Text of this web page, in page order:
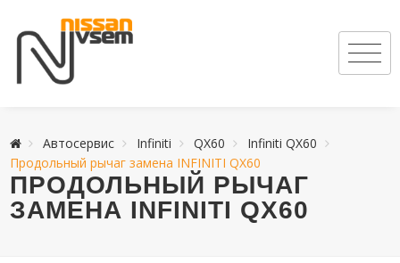
Автосервис Infiniti QX60
Infiniti QX60
Продольный рычаг замена INFINITI QX60
ПРОДОЛЬНЫЙ РЫЧАГ
ЗАМЕНА INFINITI QX60